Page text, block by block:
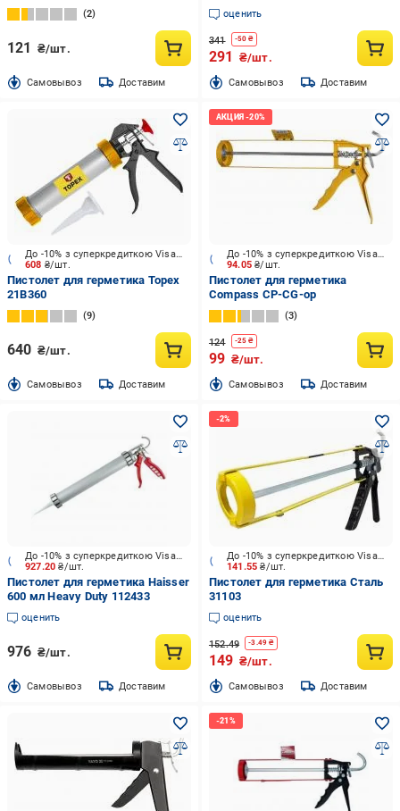
2
121 ₴/шт.
Cамовывоз Доставим
оценить
341 -50 ₴
291 ₴/шт.
Cамовывоз Доставим
608 ₴/шт.
До -10% з суперкредиткою Visa Вигода
Пистолет для герметика Topex
21B360
9
640 ₴/шт.
Cамовывоз Доставим
94.05₴/шт.
До -10% з суперкредиткою Visa Вигода
Пистолет для герметика
Compass CP-CG-op
3
124 -25 ₴
99 ₴/шт.
Cамовывоз Доставим
927.20₴/шт.
До -10% з суперкредиткою Visa Вигода
Пистолет для герметика Haisser
600 мл Heavy Duty 112433
оценить
976 ₴/шт.
Cамовывоз Доставим
141.55₴/шт.
До -10% з суперкредиткою Visa Вигода
Пистолет для герметика Сталь
31103
оценить
152.49 -3.49 ₴
149 ₴/шт.
Cамовывоз Доставим